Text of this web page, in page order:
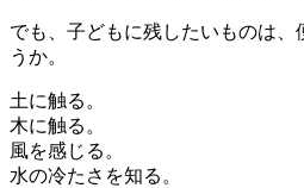
でも、子どもに残したいものは、
うか。
土に触る。
木に触る。
風を感じる。
水の冷たさを知る。